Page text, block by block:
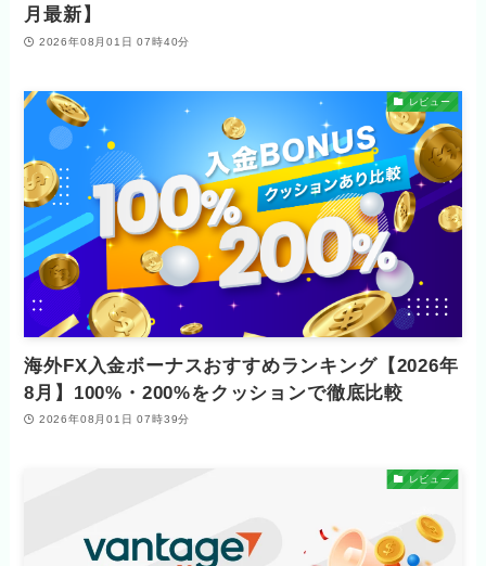
月最新】
2026年08月01日 07時40分
レビュー
海外FX入金ボーナスおすすめランキング【2026年
8月】100%・200%をクッションで徹底比較
2026年08月01日 07時39分
レビュー